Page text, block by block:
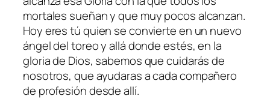
mortales sueñan y que muy pocos alcanzan.
Hoy eres tú quien se convierte en un nuevo
ángel del toreo y allá donde estés, en la
gloria de Dios, sabemos que cuidarás de
nosotros, que ayudaras a cada compañero
de profesión desde allí.